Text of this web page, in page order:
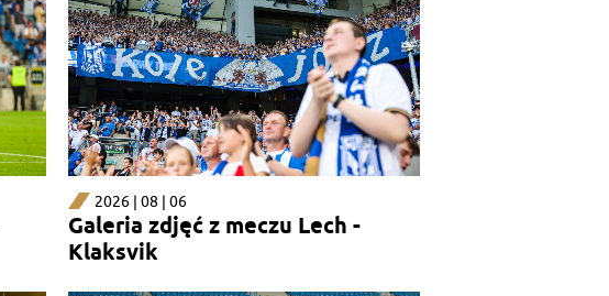
2026 | 08 | 06
Galeria zdjęć z meczu Lech -
Klaksvik